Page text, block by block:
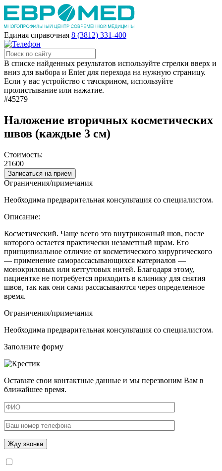
Единая справочная 8 (3812) 331-400
В списке найденных результатов используйте стрелки вверх и
вниз для выбора и Enter для перехода на нужную страницу.
Если у вас устройство с тачскрином, используйте
пролистывание или нажатие.
#45279
Наложение вторичных косметических
швов (каждые 3 см)
Стоимость:
21600
Записаться на прием
Ограничения/примечания
Необходима предварительная консультация со специалистом.
Описание:
Косметический. Чаще всего это внутрикожный шов, после
которого остается практически незаметный шрам. Его
принципиальное отличие от косметического хирургического
— применение саморассасывающихся материалов —
монокриловых или кетгутовых нитей. Благодаря этому,
пациентке не потребуется приходить в клинику для снятия
швов, так как они сами рассасываются через определенное
время.
Ограничения/примечания
Необходима предварительная консультация со специалистом.
Заполните форму
Оставьте свои контактные данные и мы перезвоним Вам в
ближайшее время.